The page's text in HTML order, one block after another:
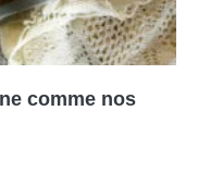
comme nos